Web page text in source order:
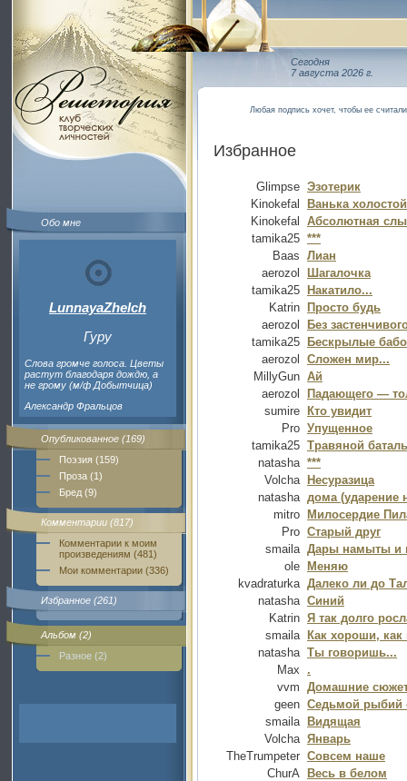
Обо мне
LunnayaZhelch
Гуру
Слова громче голоса. Цветы
растут благодаря дождю, а
не грому (м/ф Добытчица)
Александр Фральцов
Опубликованное (169)
Поэзия (159)
Проза (1)
Бред (9)
Комментарии (817)
Комментарии к моим
произведениям (481)
Мои комментарии (336)
Избранное (261)
Альбом (2)
Разное (2)
Сегодня
7 августа 2026 г.
Любая подпись хочет, чтобы ее
Избранное
Glimpse Эзотерик
Kinokefal
Ванька холостой
Kinokefal
Абсолютная
tamika25 ***
Baas Лиан
aerozol
Шагалочка
tamika25
Накатило...
Katrin
Просто будь
aerozol
Без
tamika25
Бескрылые
aerozol
Сложен мир...
MillyGun Ай
aerozol
Падающего —
sumire
Кто увидит
Pro Упущенное
tamika25 Травяной
natasha ***
Volcha Несуразица
natasha дома (ударение
mitro
Милосердие
Pro Старый друг
smaila Дары намыты и
ole
Меняю
kvadraturka Далеко ли до
natasha Синий
Katrin Я так долго
smaila Как хороши,
natasha Ты говоришь...
Max
.
vvm Домашние
geen Седьмой рыбий
smaila Видящая
Volcha Январь
TheTrumpeter Совсем наше
ChurA
Весь в белом